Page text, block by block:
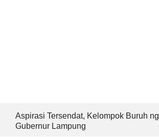
Aspirasi Tersendat, Kelompok Buruh
Gubernur Lampung